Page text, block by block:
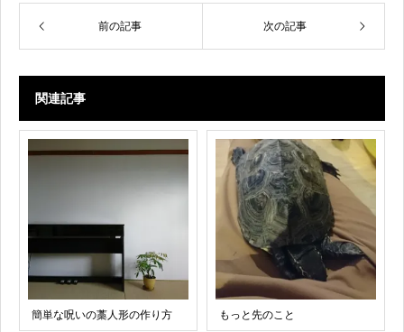
前の記事 次の記事
関連記事
簡単な呪いの藁人形の作り方 もっと先のこと